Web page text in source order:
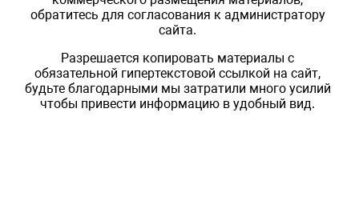
обратитесь для согласования к администратору
сайта.
Разрешается копировать материалы с
обязательной гипертекстовой ссылкой на сайт,
будьте благодарными мы затратили много усилий
чтобы привести информацию в удобный вид.